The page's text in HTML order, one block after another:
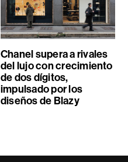
Chanel supera a rivales
del lujo con crecimiento
de dos dígitos,
impulsado por los
diseños de Blazy